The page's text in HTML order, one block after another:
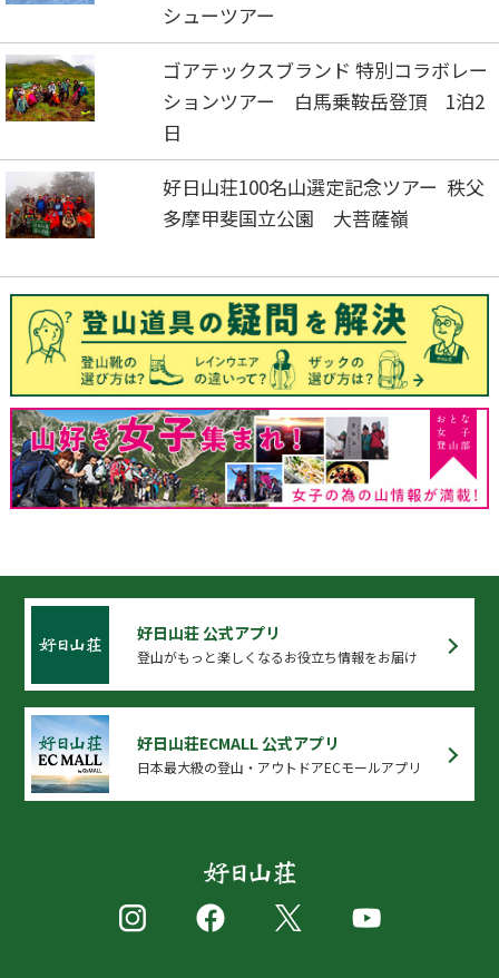
シューツアー
ゴアテックスブランド 特別コラボレー
ションツアー 白馬乗鞍岳登頂 1泊2
日
好日山荘100名山選定記念ツアー 秩父
多摩甲斐国立公園 大菩薩嶺
好日山荘 公式アプリ
登山がもっと楽しくなるお役立ち情報をお届け
好日山荘ECMALL 公式アプリ
日本最大級の登山・アウトドアECモールアプリ